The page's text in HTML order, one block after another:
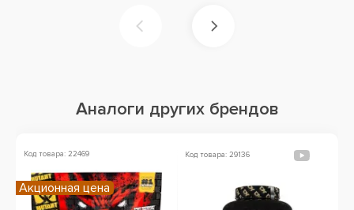
Аналоги других брендов
Код товара: 22469
Акционная цена
Код товара: 29136